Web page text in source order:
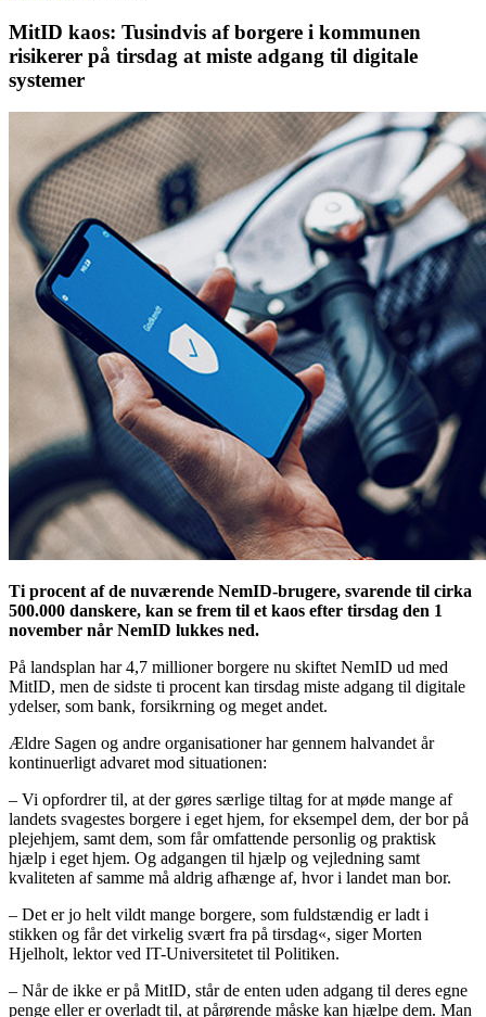
MitID kaos: Tusindvis af borgere i kommunen
risikerer på tirsdag at miste adgang til digitale
systemer
Ti procent af de nuværende NemID-brugere, svarende til cirka
500.000 danskere, kan se frem til et kaos efter tirsdag den 1
november når NemID lukkes ned.
På landsplan har 4,7 millioner borgere nu skiftet NemID ud med
MitID, men de sidste ti procent kan tirsdag miste adgang til digitale
ydelser, som bank, forsikrning og meget andet.
Ældre Sagen og andre organisationer har gennem halvandet år
kontinuerligt advaret mod situationen:
– Vi opfordrer til, at der gøres særlige tiltag for at møde mange af
landets svagestes borgere i eget hjem, for eksempel dem, der bor på
plejehjem, samt dem, som får omfattende personlig og praktisk
hjælp i eget hjem. Og adgangen til hjælp og vejledning samt
kvaliteten af samme må aldrig afhænge af, hvor i landet man bor.
– Det er jo helt vildt mange borgere, som fuldstændig er ladt i
stikken og får det virkelig svært fra på tirsdag«, siger Morten
Hjelholt, lektor ved IT-Universitetet til Politiken.
– Når de ikke er på MitID, står de enten uden adgang til deres egne
penge eller er overladt til, at pårørende måske kan hjælpe dem. Man